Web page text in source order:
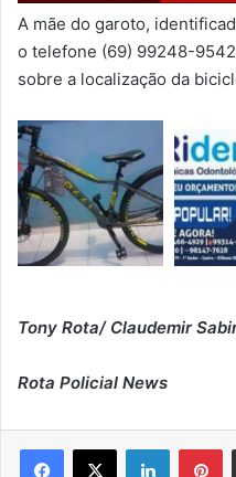
A mãe do garoto,
o telefone (69) 99248-
sobre a localização da
Tony Rota/ Claudemir
Rota Policial News